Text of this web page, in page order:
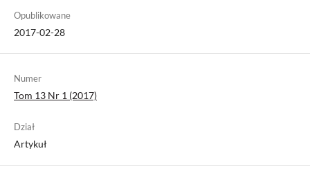
Opublikowane
2017-02-28
Numer
Tom 13 Nr 1 (2017)
Dział
Artykuł